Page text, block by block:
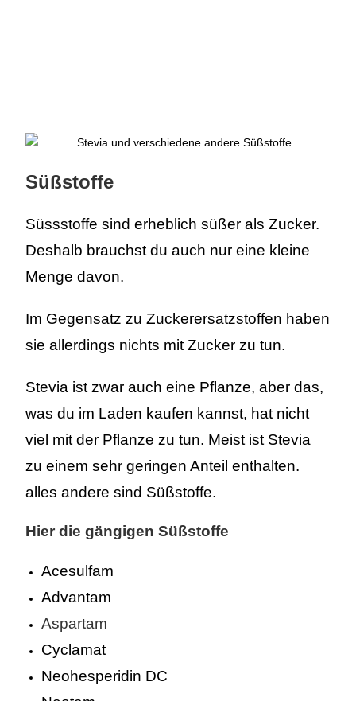
Süßstoffe
Süssstoffe sind erheblich süßer als Zucker.
Deshalb brauchst du auch nur eine kleine
Menge davon.
Im Gegensatz zu Zuckerersatzstoffen haben
sie allerdings nichts mit Zucker zu tun.
Stevia ist zwar auch eine Pflanze, aber das,
was du im Laden kaufen kannst, hat nicht
viel mit der Pflanze zu tun. Meist ist Stevia
zu einem sehr geringen Anteil enthalten.
alles andere sind Süßstoffe.
Hier die gängigen Süßstoffe
Acesulfam
Advantam
Aspartam
Cyclamat
Neohesperidin DC